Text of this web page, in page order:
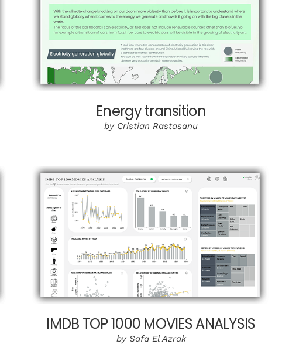
Energy transition
by Cristian Rastasanu
IMDB TOP 1000 MOVIES ANALYSIS
by Safa El Azrak